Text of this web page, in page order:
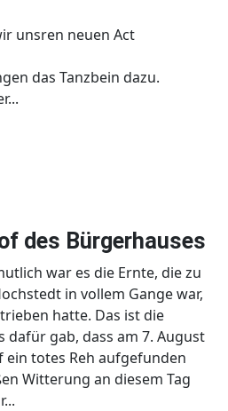
unsren neuen Act
das Tanzbein dazu.
des Bürgerhauses
war es die Ernte, die zu
in vollem Gange war,
hatte. Das ist die
dafür gab, dass am 7. August
totes Reh aufgefunden
Witterung an diesem Tag